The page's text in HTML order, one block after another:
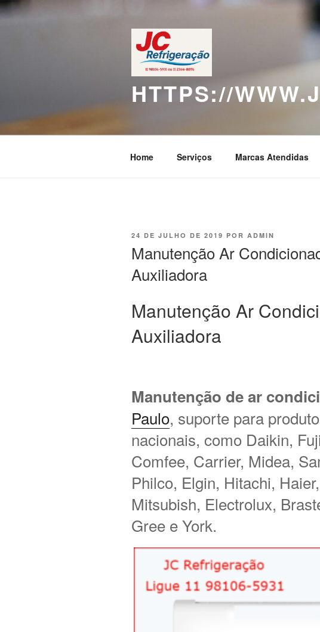
Pular
para
HTTPS://
Home Serviços Marcas Atendidas
PUBLICADO
24 DE JULHO DE 2019 POR ADMIN
Manutenção Ar
Auxiliadora
Manutenção Ar
Auxiliadora
Manutenção de ar
Paulo, suporte para
nacionais, como Daikin,
Comfee, Carrier, Midea,
Philco, Elgin, Hitachi,
Mitsubish, Electrolux,
Gree e York.